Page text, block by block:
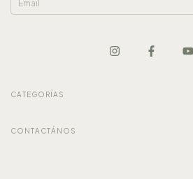
CATEGORÍAS
CONTACTÁNOS